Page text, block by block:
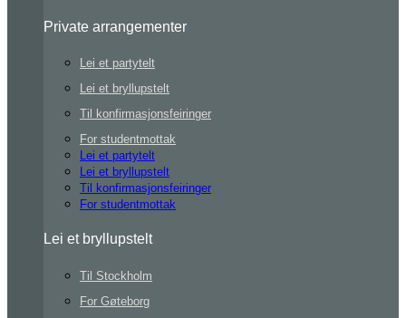
Private arrangementer
Lei et partytelt
Lei et bryllupstelt
Til konfirmasjonsfeiringer
For studentmottak
Lei et partytelt
Lei et bryllupstelt
Til konfirmasjonsfeiringer
For studentmottak
Lei et bryllupstelt
Til Stockholm
For Gøteborg